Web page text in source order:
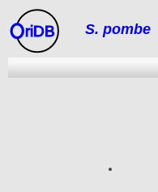
riDB S. pombe